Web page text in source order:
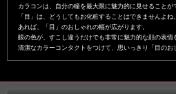
カラコンは、自分の瞳を最大限に魅力的に見せることが
「目」は、どうしてもお化粧することはできませんよ
あれば、「目」のおしゃれの幅が広がります。
眼の色が、すこし違うだけでも非常に魅力的な顔の表情
清潔なカラーコンタクトをつけて、思いっきり「目のお